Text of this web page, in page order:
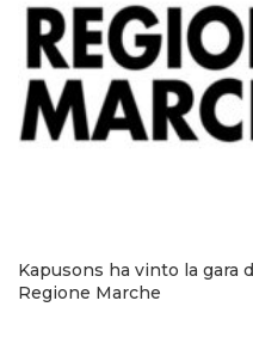
Kapusons ha vinto la gara
Regione Marche